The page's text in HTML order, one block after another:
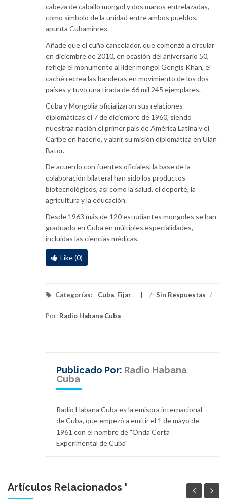
cabeza de caballo mongol y dos manos entrelazadas,
como símbolo de la unidad entre ambos pueblos,
apunta Cubaminrex.
Añade que el cuño cancelador, que comenzó a circular
en diciembre de 2010, en ocasión del aniversario 50,
refleja el monumento al líder mongol Gengis Khan, el
caché recrea las banderas en movimiento de los dos
países y tuvo una tirada de 66 mil 245 ejemplares.
Cuba y Mongolia oficializaron sus relaciones
diplomáticas el 7 de diciembre de 1960, siendo
nuestraa nación el primer país de América Latina y el
Caribe en hacerlo, y abrir su misión diplomática en Ulán
Bator.
De acuerdo con fuentes oficiales, la base de la
colaboración bilateral han sido los productos
biotecnológicos, así como la salud, el deporte, la
agricultura y la educación.
Desde 1963 más de 120 estudiantes mongoles se han
graduado en Cuba en múltiples especialidades,
incluidas las ciencias médicas.
Like (0)
Categorías: Cuba, Fijar / Sin Respuestas /
Por: Radio Habana Cuba
Publicado Por: Radio Habana
Cuba
Radio Habana Cuba es la emisora internacional
de Cuba, que empezó a emitir el 1 de mayo de
1961 con el nombre de "Onda Corta
Experimental de Cuba"
Artículos Relacionados '